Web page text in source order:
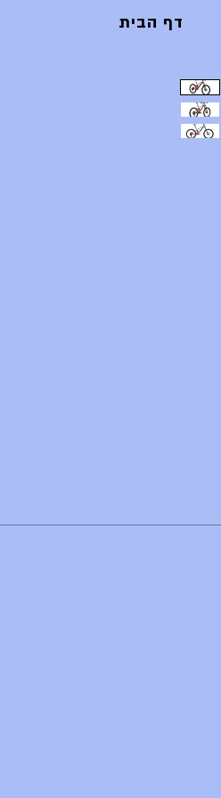
דף הבית